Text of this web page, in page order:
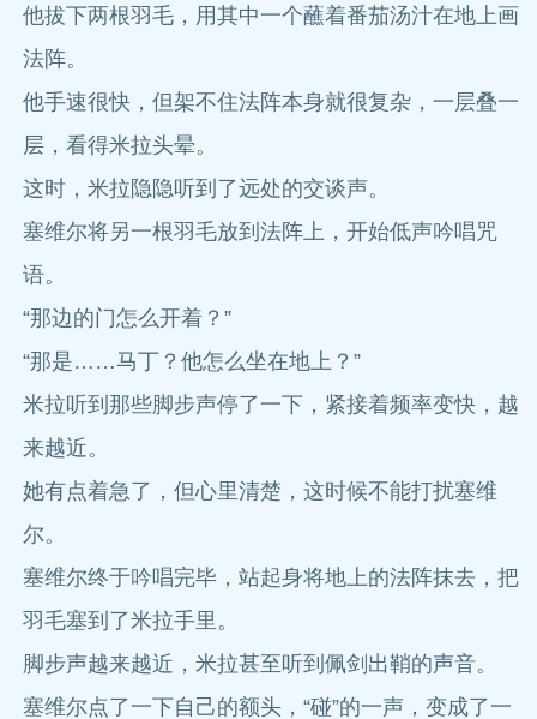
他拔下两根羽毛，用其中一个蘸着番茄汤汁在地上画
法阵。
他手速很快，但架不住法阵本身就很复杂，一层叠一
层，看得米拉头晕。
这时，米拉隐隐听到了远处的交谈声。
塞维尔将另一根羽毛放到法阵上，开始低声吟唱咒
语。
“那边的门怎么开着？”
“那是……马丁？他怎么坐在地上？”
米拉听到那些脚步声停了一下，紧接着频率变快，越
来越近。
她有点着急了，但心里清楚，这时候不能打扰塞维
尔。
塞维尔终于吟唱完毕，站起身将地上的法阵抹去，把
羽毛塞到了米拉手里。
脚步声越来越近，米拉甚至听到佩剑出鞘的声音。
塞维尔点了一下自己的额头，“碰”的一声，变成了一